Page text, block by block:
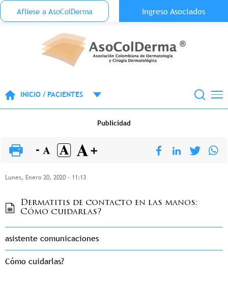
Pasar al contenido principal
Menu Top Anónimo
Aflíese a AsoColDerma Ingreso Asociados
INICIO / PACIENTES
Publicidad
Lunes, Enero 20, 2020 - 11:13
Dermatitis de contacto en las manos:
Cómo cuidarlas?
asistente comunicaciones
Cómo cuidarlas?